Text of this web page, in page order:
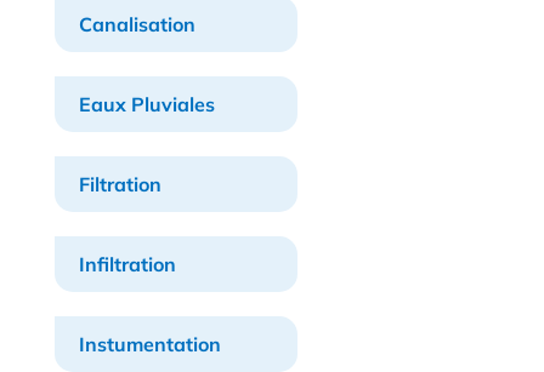
Canalisation
Eaux Pluviales
Filtration
Infiltration
Instumentation